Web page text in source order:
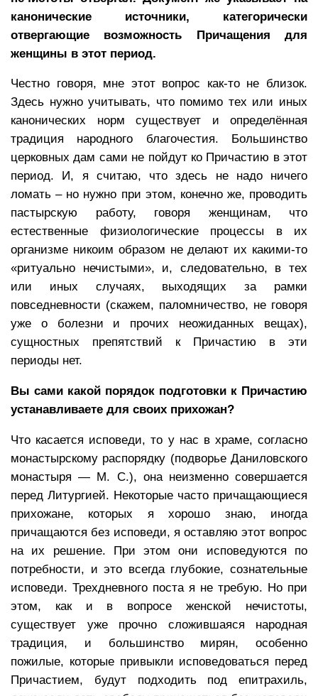
канонические источники, категорически
отвергающие возможность Причащения для
женщины в этот период.
Честно говоря, мне этот вопрос как-то не близок.
Здесь нужно учитывать, что помимо тех или иных
канонических норм существует и определённая
традиция народного благочестия. Большинство
церковных дам сами не пойдут ко Причастию в этот
период. И, я считаю, что здесь не надо ничего
ломать – но нужно при этом, конечно же, проводить
пастырскую работу, говоря женщинам, что
естественные физиологические процессы в их
организме никоим образом не делают их какими-то
«ритуально нечистыми», и, следовательно, в тех
или иных случаях, выходящих за рамки
повседневности (скажем, паломничество, не говоря
уже о болезни и прочих неожиданных вещах),
сущностных препятствий к Причастию в эти
периоды нет.
Вы сами какой порядок подготовки к Причастию
устанавливаете для своих прихожан?
Что касается исповеди, то у нас в храме, согласно
монастырскому распорядку (подворье Даниловского
монастыря — М. С.), она неизменно совершается
перед Литургией. Некоторые часто причащающиеся
прихожане, которых я хорошо знаю, иногда
причащаются без исповеди, я оставляю этот вопрос
на их решение. При этом они исповедуются по
потребности, и это всегда глубокие, сознательные
исповеди. Трехдневного поста я не требую. Но при
этом, как и в вопросе женской нечистоты,
существует уже прочно сложившаяся народная
традиция, и большинство мирян, особенно
пожилые, которые привыкли исповедоваться перед
Причастием, будут подходить под епитрахиль,